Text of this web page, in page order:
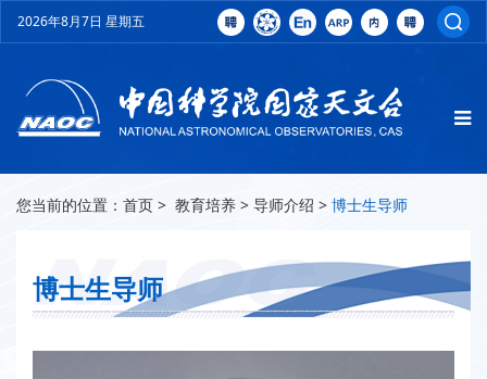
2026年8月7日 星期五
您当前的位置： 首页 > 教育培养 > 导师介绍 > 博士生导师
博士生导师